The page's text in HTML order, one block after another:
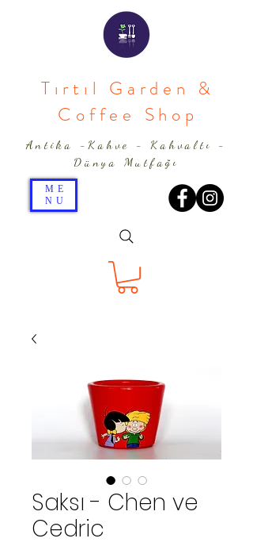
Tırtıl Garden &
Coffee Shop
ME
NU
Antika -Kahve - Kahvaltı -
Dünya Mutfağı
Saksı - Chen ve
Cedric